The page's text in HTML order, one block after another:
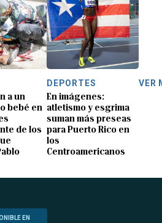
a un
bebé en
de los
DEPORTES
En imágenes:
atletismo y esgrima
suman más preseas
para Puerto Rico en
los
Centroamericanos
VER
EN